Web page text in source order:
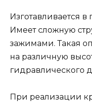
Изготавливается
Имеет сложную
зажимами. Такая
на различную
гидравлического
При реализации